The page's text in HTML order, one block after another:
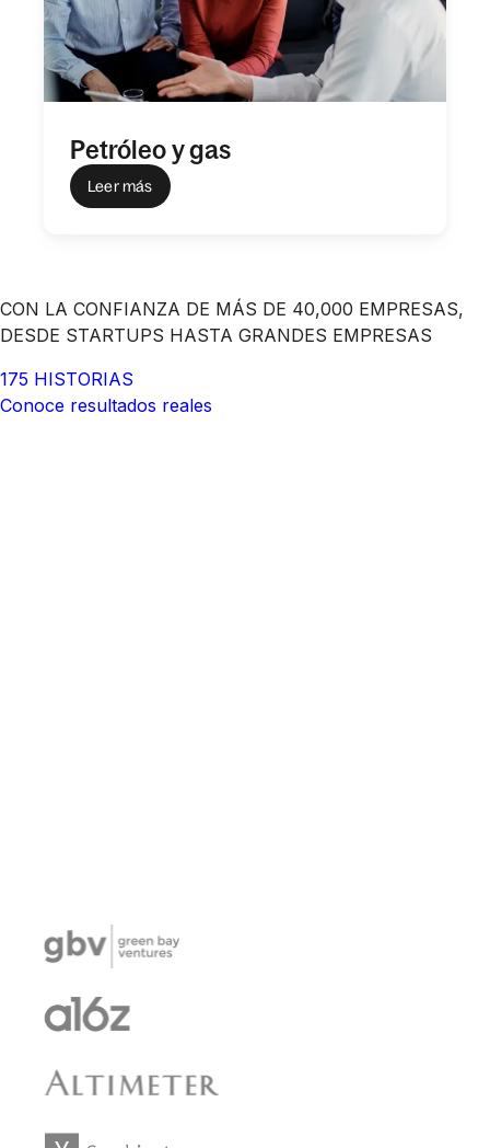
Petróleo y gas
Leer más
CON LA CONFIANZA DE MÁS DE 40,000 EMPRESAS,
DESDE STARTUPS HASTA GRANDES EMPRESAS
175 HISTORIAS
Conoce resultados reales